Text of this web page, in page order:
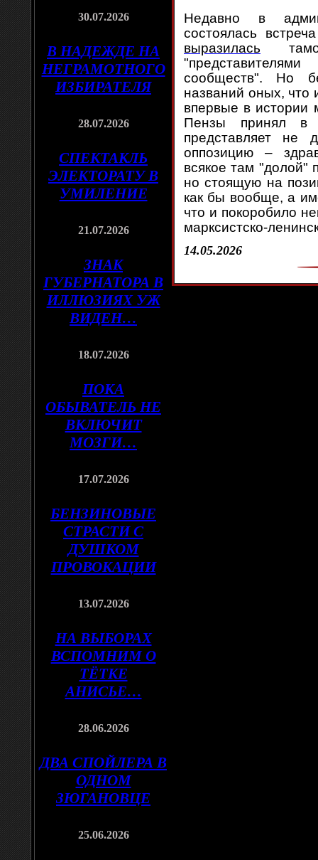
30.07.2026
В НАДЕЖДЕ НА
НЕГРАМОТНОГО
ИЗБИРАТЕЛЯ
28.07.2026
СПЕКТАКЛЬ
ЭЛЕКТОРАТУ В
УМИЛЕНИЕ
21.07.2026
ЗНАК
ГУБЕРНАТОРА В
ИЛЛЮЗИЯХ УЖ
ВИДЕН…
18.07.2026
ПОКА
ОБЫВАТЕЛЬ НЕ
ВКЛЮЧИТ
МОЗГИ…
17.07.2026
БЕНЗИНОВЫЕ
СТРАСТИ С
ДУШКОМ
ПРОВОКАЦИИ
13.07.2026
НА ВЫБОРАХ
ВСПОМНИМ О
ТЁТКЕ
АНИСЬЕ…
28.06.2026
ДВА СПОЙЛЕРА В
ОДНОМ
ЗЮГАНОВЦЕ
25.06.2026
Недавно в
состоялась
выразилась
сообществ". Но
названий оных, что
впервые в истории
Пензы принял в
представляет не
оппозицию –
всякое там "долой"
но стоящую на
как бы вообще, а
что и покоробило
марксистско-
14.05.2026